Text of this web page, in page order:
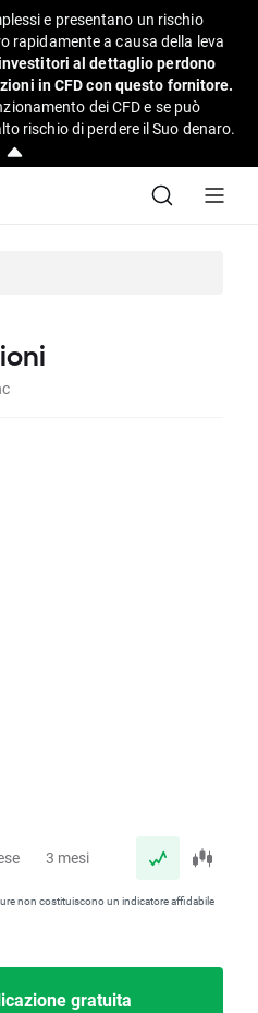
e presentano un rischio
rapidamente a causa della leva
al dettaglio perdono
in CFD con questo fornitore.
dei CFD e se può
rischio di perdere il Suo denaro.
3 mesi anno
non costituiscono un indicatore affidabile
gratuita